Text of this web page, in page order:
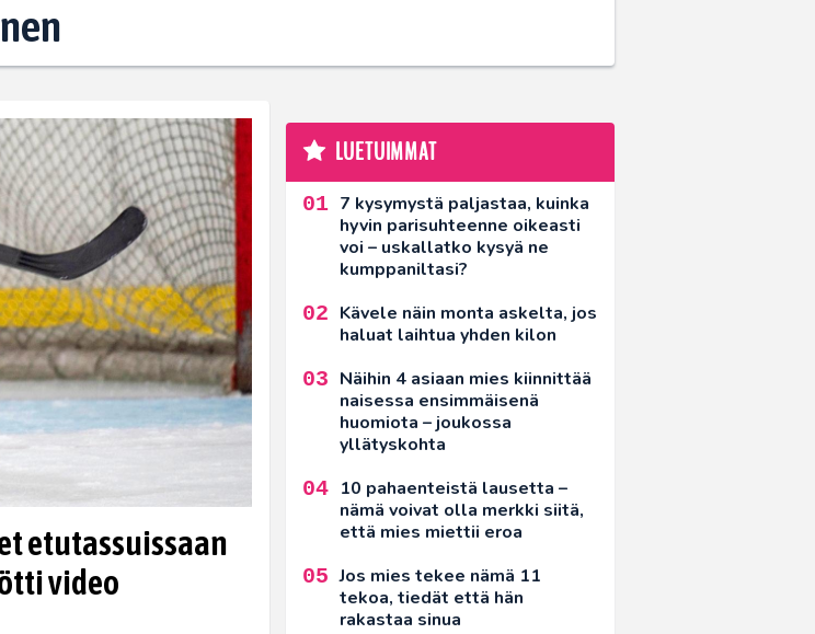
etutassuissaan
video
LUETUIMMAT
7 kysymystä paljastaa, kuinka
hyvin parisuhteenne oikeasti
voi – uskallatko kysyä ne
kumppaniltasi?
Kävele näin monta askelta, jos
haluat laihtua yhden kilon
Näihin 4 asiaan mies kiinnittää
naisessa ensimmäisenä
huomiota – joukossa
yllätyskohta
10 pahaenteistä lausetta –
nämä voivat olla merkki siitä,
että mies miettii eroa
Jos mies tekee nämä 11
tekoa, tiedät että hän
rakastaa sinua